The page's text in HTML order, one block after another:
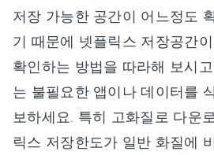
저장 가능한 공간이 어느정도
기 때문에 넷플릭스 저장공간
확인하는 방법을 따라해 보시
는 불필요한 앱이나 데이터를
보하세요. 특히 고화질로 다운
릭스 저장한도가 일반 화질에